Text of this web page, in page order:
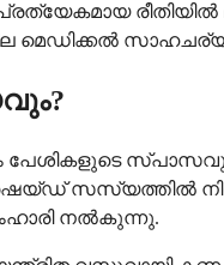
രീതിയിൽ
മെഡിക്കൽ
സസ്യത്തിൽ
നൽകുന്നു.